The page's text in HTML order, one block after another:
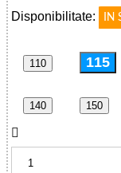
Disponibilitate:
IN
110 115
140 150